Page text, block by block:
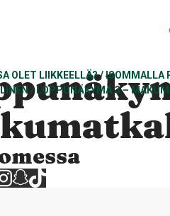
OLET LIIKKEELLÄ?/ISOMMALLA
/LOPPUNÄKYMÄ 3 –